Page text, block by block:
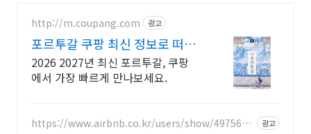
http://m.coupang.com 광고
포르투갈 쿠팡 최신 정보로 떠나
는 여행
2026 2027년 최신 포르투갈, 쿠팡
에서 가장 빠르게 만나보세요.
https://www.airbnb.co.kr/users/show/4975649
광고